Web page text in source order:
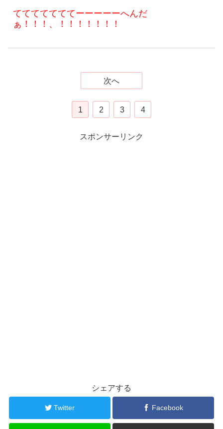
てててててててーーーーーへんだ
ぁ！！！、！！！！！！！
次へ
1 2 3 4
スポンサーリンク
シェアする
Twitter Facebook